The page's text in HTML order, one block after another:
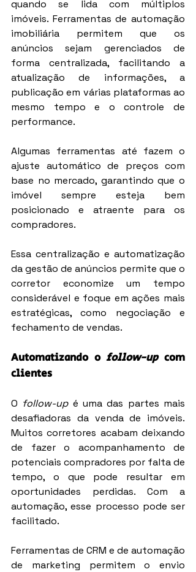
quando se lida com múltiplos
imóveis. Ferramentas de automação
imobiliária permitem que os
anúncios sejam gerenciados de
forma centralizada, facilitando a
atualização de informações, a
publicação em várias plataformas ao
mesmo tempo e o controle de
performance.
Algumas ferramentas até fazem o
ajuste automático de preços com
base no mercado, garantindo que o
imóvel sempre esteja bem
posicionado e atraente para os
compradores.
Essa centralização e automatização
da gestão de anúncios permite que o
corretor economize um tempo
considerável e foque em ações mais
estratégicas, como negociação e
fechamento de vendas.
Automatizando o follow-up com
clientes
O follow-up é uma das partes mais
desafiadoras da venda de imóveis.
Muitos corretores acabam deixando
de fazer o acompanhamento de
potenciais compradores por falta de
tempo, o que pode resultar em
oportunidades perdidas. Com a
automação, esse processo pode ser
facilitado.
Ferramentas de CRM e de automação
de marketing permitem o envio